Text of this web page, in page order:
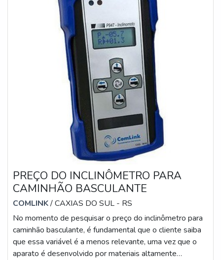
PREÇO DO INCLINÔMETRO PARA
CAMINHÃO BASCULANTE
COMLINK/ CAXIAS DO SUL - RS
No momento de pesquisar o preço do inclinômetro para
caminhão basculante, é fundamental que o cliente saiba
que essa variável é a menos relevante, uma vez que o
aparato é desenvolvido por materiais altamente